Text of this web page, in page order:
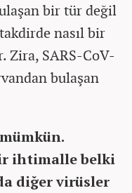
bir tür değil
nasıl bir
Zira, SARS-CoV-
bulaşan
ihtimalle belki
diğer virüsler